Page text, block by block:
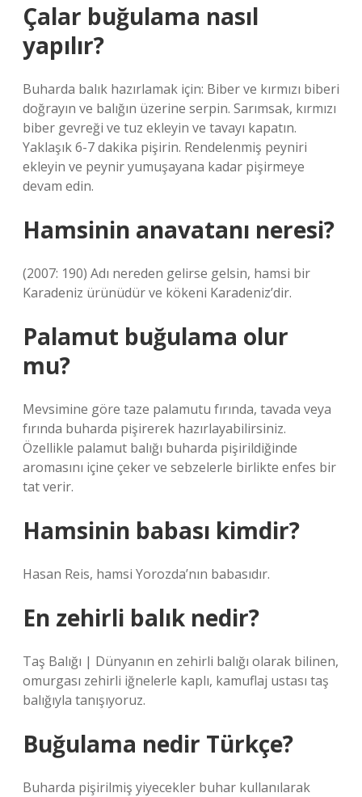
Çalar buğulama nasıl
yapılır?
Buharda balık hazırlamak için: Biber ve kırmızı biberi
doğrayın ve balığın üzerine serpin. Sarımsak, kırmızı
biber gevreği ve tuz ekleyin ve tavayı kapatın.
Yaklaşık 6-7 dakika pişirin. Rendelenmiş peyniri
ekleyin ve peynir yumuşayana kadar pişirmeye
devam edin.
Hamsinin anavatanı neresi?
(2007: 190) Adı nereden gelirse gelsin, hamsi bir
Karadeniz ürünüdür ve kökeni Karadeniz’dir.
Palamut buğulama olur
mu?
Mevsimine göre taze palamutu fırında, tavada veya
fırında buharda pişirerek hazırlayabilirsiniz.
Özellikle palamut balığı buharda pişirildiğinde
aromasını içine çeker ve sebzelerle birlikte enfes bir
tat verir.
Hamsinin babası kimdir?
Hasan Reis, hamsi Yorozda’nın babasıdır.
En zehirli balık nedir?
Taş Balığı | Dünyanın en zehirli balığı olarak bilinen,
omurgası zehirli iğnelerle kaplı, kamuflaj ustası taş
balığıyla tanışıyoruz.
Buğulama nedir Türkçe?
Buharda pişirilmiş yiyecekler buhar kullanılarak